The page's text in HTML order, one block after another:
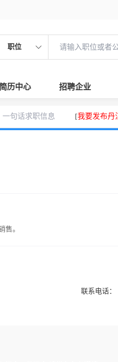
职位
历中心 招聘企业
一句话求职信息 [我要发布丹
售。
联系电话：